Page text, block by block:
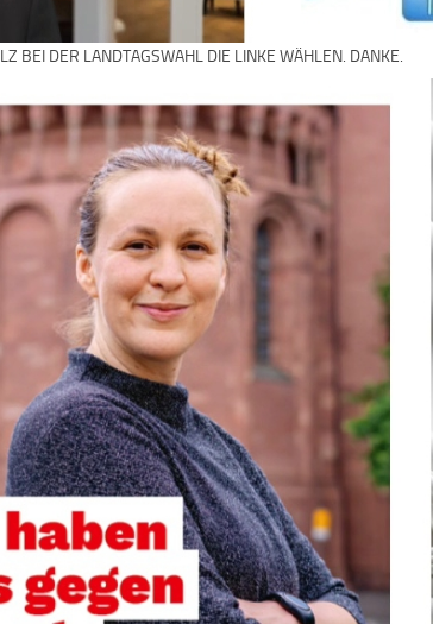
DER LANDTAGSWAHL DIE LINKE WÄHLEN. DANKE.